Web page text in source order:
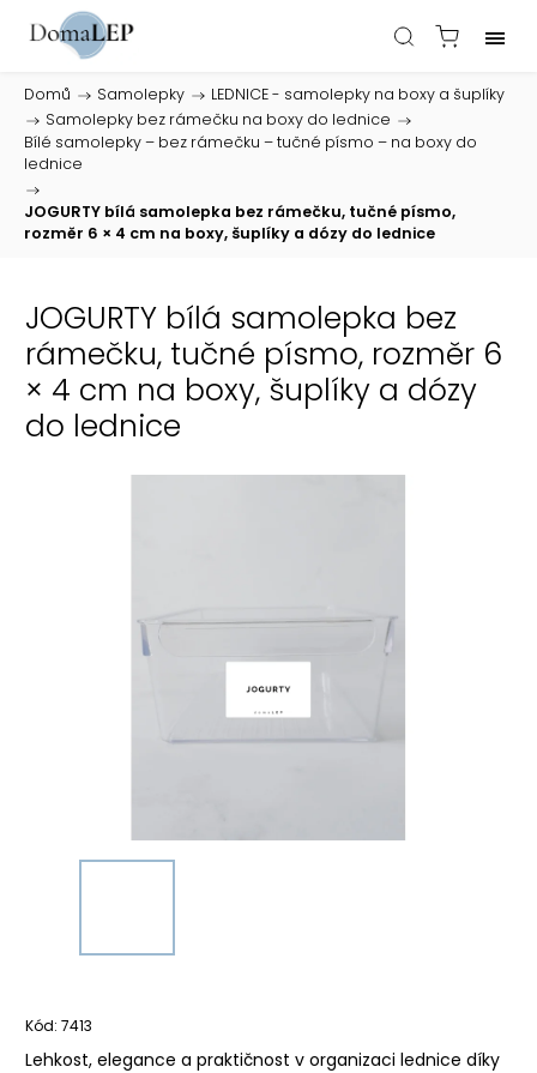
Domů / Samolepky /
LEDNICE - samolepky na boxy a šuplíky
/
Samolepky bez rámečku na boxy do lednice /
Bílé samolepky – bez rámečku – tučné písmo – na boxy do
lednice
/
JOGURTY bílá samolepka bez rámečku, tučné písmo,
rozměr 6 × 4 cm na boxy, šuplíky a dózy do lednice
JOGURTY bílá samolepka bez
rámečku, tučné písmo, rozměr 6
× 4 cm na boxy, šuplíky a dózy
do lednice
Kód: 7413
Lehkost, elegance a praktičnost v organizaci lednice díky